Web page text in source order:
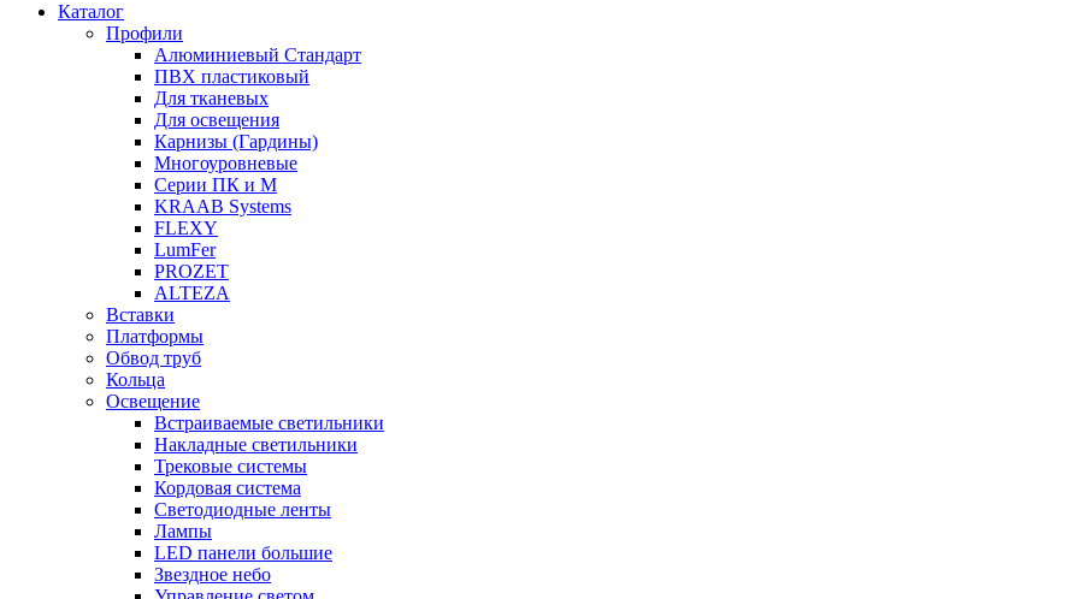
Каталог
Профили
Алюминиевый Стандарт
ПВХ пластиковый
Для тканевых
Для освещения
Карнизы (Гардины)
Многоуровневые
Серии ПК и М
KRAAB Systems
FLEXY
LumFer
PROZET
ALTEZA
Вставки
Платформы
Обвод труб
Кольца
Освещение
Встраиваемые светильники
Накладные светильники
Трековые системы
Кордовая система
Светодиодные ленты
Лампы
LED панели большие
Звездное небо